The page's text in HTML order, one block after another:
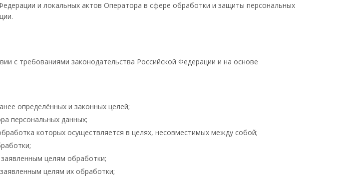
и локальных актов Оператора в сфере обработки и защиты персональных
с требованиями законодательства Российской Федерации и на основе
определённых и законных целей;
персональных данных;
которых осуществляется в целях, несовместимых между собой;
целям обработки;
целям их обработки;